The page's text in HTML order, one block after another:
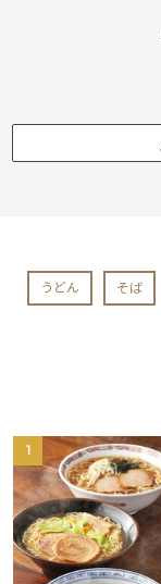
うどん そば
1